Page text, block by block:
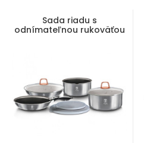
Sada riadu s
odnímateľnou rukoväťou